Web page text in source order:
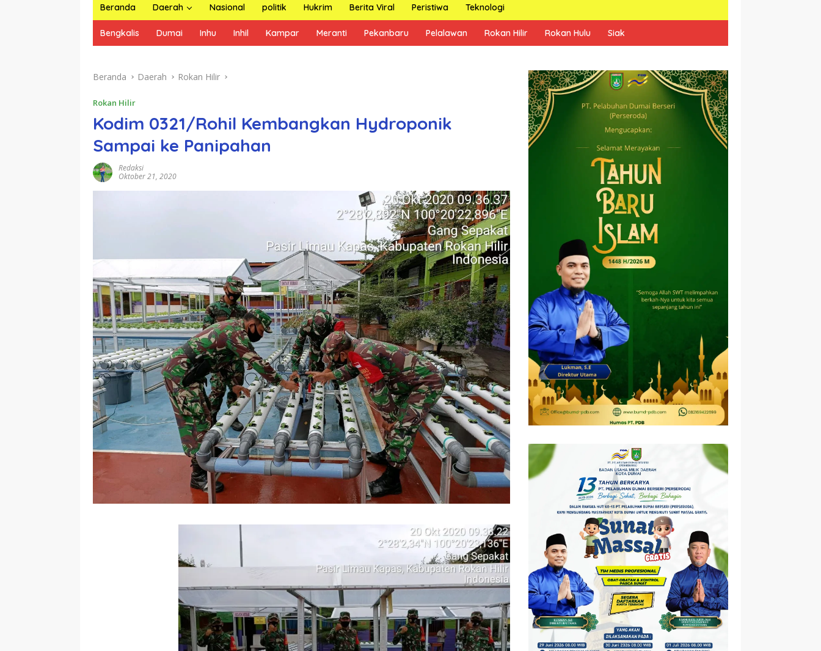
Beranda Daerah Nasional politik Hukrim Berita Viral Peristiwa Teknologi
Bengkalis Dumai Inhu Inhil Kampar Meranti Pekanbaru Pelalawan Rokan Hilir Rokan Hulu Siak
Beranda Daerah Rokan Hilir
Rokan Hilir
Kodim 0321/Rohil Kembangkan Hydroponik
Sampai ke Panipahan
Redaksi
Oktober 21, 2020